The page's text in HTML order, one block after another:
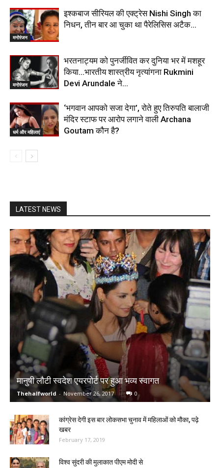
मनोरंजन
इश्कबाज सीरियल की एक्ट्रेस Nishi Singh का
निधन, तीन बार आ चुका था पैरेलिसिस अटैक…
मनोरंजन
भरतनाट्यम को पुनर्जीवित कर दुनिया भर में मशहूर
किया…भारतीय शास्त्रीय नृत्यांगना Rukmini
Devi Arundale ने…
धर्म और महिलाएं
‘भगवान आपको सजा देगा’, रोते हुए तिरुपति बालाजी
मंदिर स्टाफ पर आरोप लगाने वाली Archana
Goutam कौन है?
LATEST NEWS
मानुषी लौटी स्वदेश एयरपोर्ट पर हुआ भव्य स्वागत
Thehalfworld - November 26, 2017 0
कांग्रेस देगी इस बार लोकसभा चुनाव में महिलाओं को मौका, पढ़े
खबर
February 17, 2019
विश्व सुंदरी की मुलाकात पीएम मोदी से